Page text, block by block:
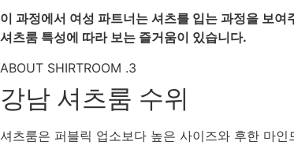
이 과정에서 여성 파트너는 셔츠를 입는 과정을 보여
셔츠룸 특성에 따라 보는 즐거움이 있습니다.
ABOUT SHIRTROOM .3
강남 셔츠룸 수위
셔츠룸은 퍼블릭 업소보다 높은 사이즈와 후한 마인